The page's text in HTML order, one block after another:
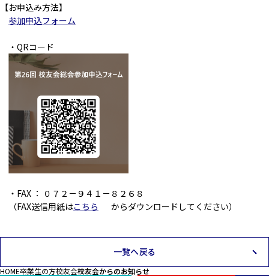
【お申込み方法】
参加申込フォーム
・QRコード
・FAX ： ０７２－９４１－８２６８
（FAX送信用紙はこちら からダウンロードしてください）
一覧へ戻る
HOME卒業生の方校友会校友会からのお知らせ